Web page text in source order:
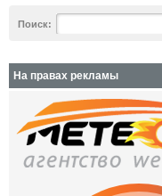
Поиск:
На правах рекламы